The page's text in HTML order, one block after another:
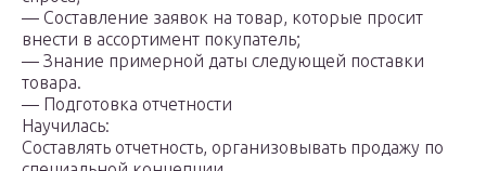
— Составление заявок на товар, которые просит
внести в ассортимент покупатель;
— Знание примерной даты следующей поставки
товара.
— Подготовка отчетности
Научилась:
Составлять отчетность, организовывать продажу по